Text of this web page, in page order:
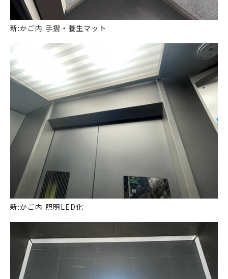
新:かご内 手摺・養生マット
新:かご内 照明LED化